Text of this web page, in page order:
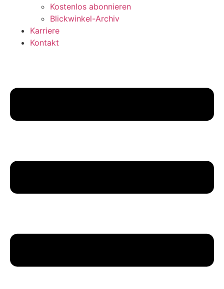
Kostenlos abonnieren
Blickwinkel-Archiv
Karriere
Kontakt